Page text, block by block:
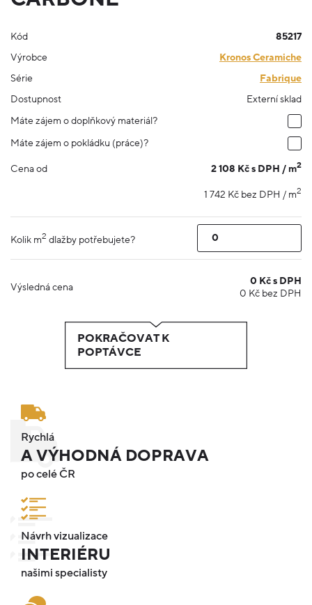
Kód
85217
Výrobce
Kronos Ceramiche
Série
Fabrique
Dostupnost
Externí sklad
Máte zájem o doplňkový materiál?
Máte zájem o pokládku (práce)?
Cena od
2 108 Kč s DPH / m2
1 742 Kč bez DPH / m2
Kolik m2 dlažby potřebujete?
Výsledná cena 0 Kč s DPH
0 Kč bez DPH
POKRAČOVAT K
POPTÁVCE
Rychlá
A VÝHODNÁ DOPRAVA
po celé ČR
Návrh vizualizace
INTERIÉRU
našimi specialisty